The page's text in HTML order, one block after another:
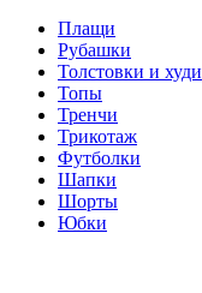
Плащи
Рубашки
Толстовки и худи
Топы
Тренчи
Трикотаж
Футболки
Шапки
Шорты
Юбки